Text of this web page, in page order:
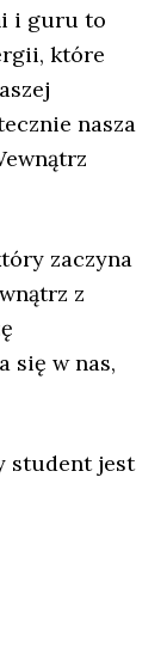
i guru to
które
nasza
zaczyna
z
się w nas,
student jest